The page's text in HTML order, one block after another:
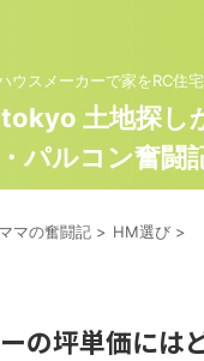
ウスメーカーで家をRC住
土地探し
パルコン奮闘
マの奮闘記 > HM選び >
の坪単価には